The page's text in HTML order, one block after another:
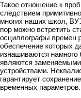
Такое отношение к
следствием
многих наших школ,
пор можно встретить
осциллографы времен
обеспечение которых
изнашиваются
являются
устройствами.
гарантирует
временных параметров.